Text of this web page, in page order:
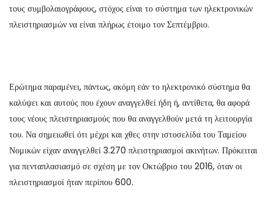
τους συμβολαιογράφους, στόχος είναι το σύστημα των ηλεκτρονικών
πλειστηριασμών να είναι πλήρως έτοιμο τον Σεπτέμβριο.
Ερώτημα παραμένει, πάντως, ακόμη εάν το ηλεκτρονικό σύστημα θα
καλύψει και αυτούς που έχουν αναγγελθεί ήδη ή, αντίθετα, θα αφορά
τους νέους πλειστηριασμούς που θα αναγγελθούν μετά τη λειτουργία
του. Να σημειωθεί ότι μέχρι και χθες στην ιστοσελίδα του Ταμείου
Νομικών είχαν αναγγελθεί 3.270 πλειστηριασμοί ακινήτων. Πρόκειται
για πενταπλασιασμό σε σχέση με τον Οκτώβριο του 2016, όταν οι
πλειστηριασμοί ήταν περίπου 600.